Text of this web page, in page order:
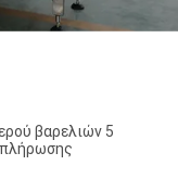
βαρελιών 5